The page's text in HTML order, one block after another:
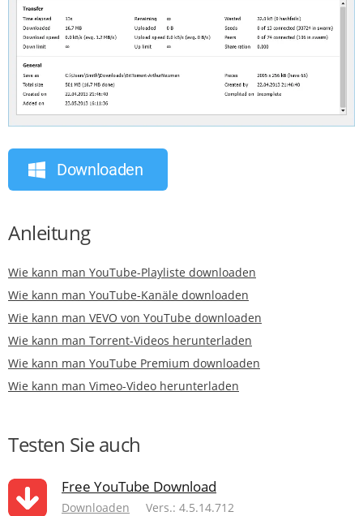
Downloaden
Anleitung
Wie kann man YouTube-Playliste downloaden
Wie kann man YouTube-Kanäle downloaden
Wie kann man VEVO von YouTube downloaden
Wie kann man Torrent-Videos herunterladen
Wie kann man YouTube Premium downloaden
Wie kann man Vimeo-Video herunterladen
Testen Sie auch
Free YouTube Download
Downloaden Vers.: 4.5.14.712